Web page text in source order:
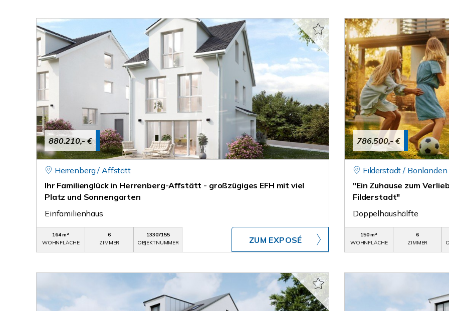
880.210,- €
Herrenberg / Affstätt
Ihr Familienglück in Herrenberg-Affstätt - großzügiges EFH mit viel
Platz und Sonnengarten
Einfamilienhaus
164 m²
WOHNFLÄCHE
6
ZIMMER
13307155
OBJEKTNUMMER
ZUM EXPOSÉ
786.500,- €
Filderstadt / Bonlanden
"Ein Zuhause zum
Filderstadt"
Doppelhaushälfte
150 m²
WOHNFLÄCHE
6
ZIMMER